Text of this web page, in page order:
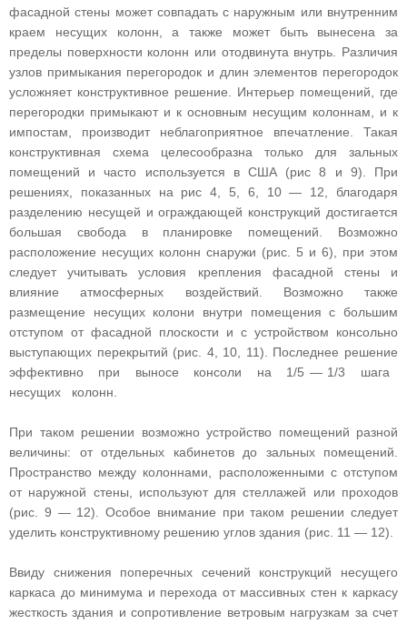
фасадной стены может совпадать с наружным или внутренним
краем несущих колонн, а также может быть вынесена за
пределы поверхности колонн или отодвинута внутрь. Различия
узлов примыкания перегородок и длин элементов перегородок
усложняет конструктивное решение. Интерьер помещений, где
перегородки примыкают и к основным несущим колоннам, и к
импостам, производит неблагоприятное впечатление. Такая
конструктивная схема целесообразна только для зальных
помещений и часто используется в США (рис 8 и 9). При
решениях, показанных на рис 4, 5, 6, 10 — 12, благодаря
разделению несущей и ограждающей конструкций достигается
большая свобода в планировке помещений. Возможно
расположение несущих колонн снаружи (рис. 5 и 6), при этом
следует учитывать условия крепления фасадной стены и
влияние атмосферных воздействий. Возможно также
размещение несущих колони внутри помещения с большим
отступом от фасадной плоскости и с устройством консольно
выступающих перекрытий (рис. 4, 10, 11). Последнее решение
эффективно при выносе консоли на 1/5 — 1/3 шага
несущих колонн.
При таком решении возможно устройство помещений разной
величины: от отдельных кабинетов до зальных помещений.
Пространство между колоннами, расположенными с отступом
от наружной стены, используют для стеллажей или проходов
(рис. 9 — 12). Особое внимание при таком решении следует
уделить конструктивному решению углов здания (рис. 11 — 12).
Ввиду снижения поперечных сечений конструкций несущего
каркаса до минимума и перехода от массивных стен к каркасу
жесткость здания и сопротивление ветровым нагрузкам за счет